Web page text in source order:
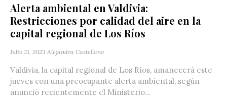
Alerta ambiental en Valdivia:
Restricciones por calidad del aire en la
capital regional de Los Ríos
Julio 13, 2023 Alejandra Castellano
Valdivia, la capital regional de Los Ríos, amanecerá este
jueves con una preocupante alerta ambiental, según
anunció recientemente el Ministerio...